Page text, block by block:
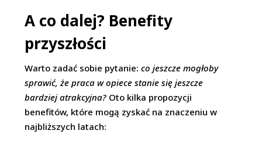
A co dalej? Benefity
przyszłości
Warto zadać sobie pytanie:co jeszcze mogłoby
sprawić, że praca w opiece stanie się jeszcze
bardziej atrakcyjna? Oto kilka propozycji
benefitów, które mogą zyskać na znaczeniu w
najbliższych latach: